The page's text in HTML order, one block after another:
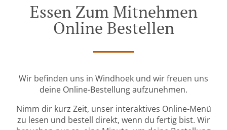
Essen Zum Mitnehmen
Online Bestellen
Wir befinden uns in Windhoek und wir freuen uns
deine Online-Bestellung aufzunehmen.
Nimm dir kurz Zeit, unser interaktives Online-Menü
zu lesen und bestell direkt, wenn du fertig bist. Wir